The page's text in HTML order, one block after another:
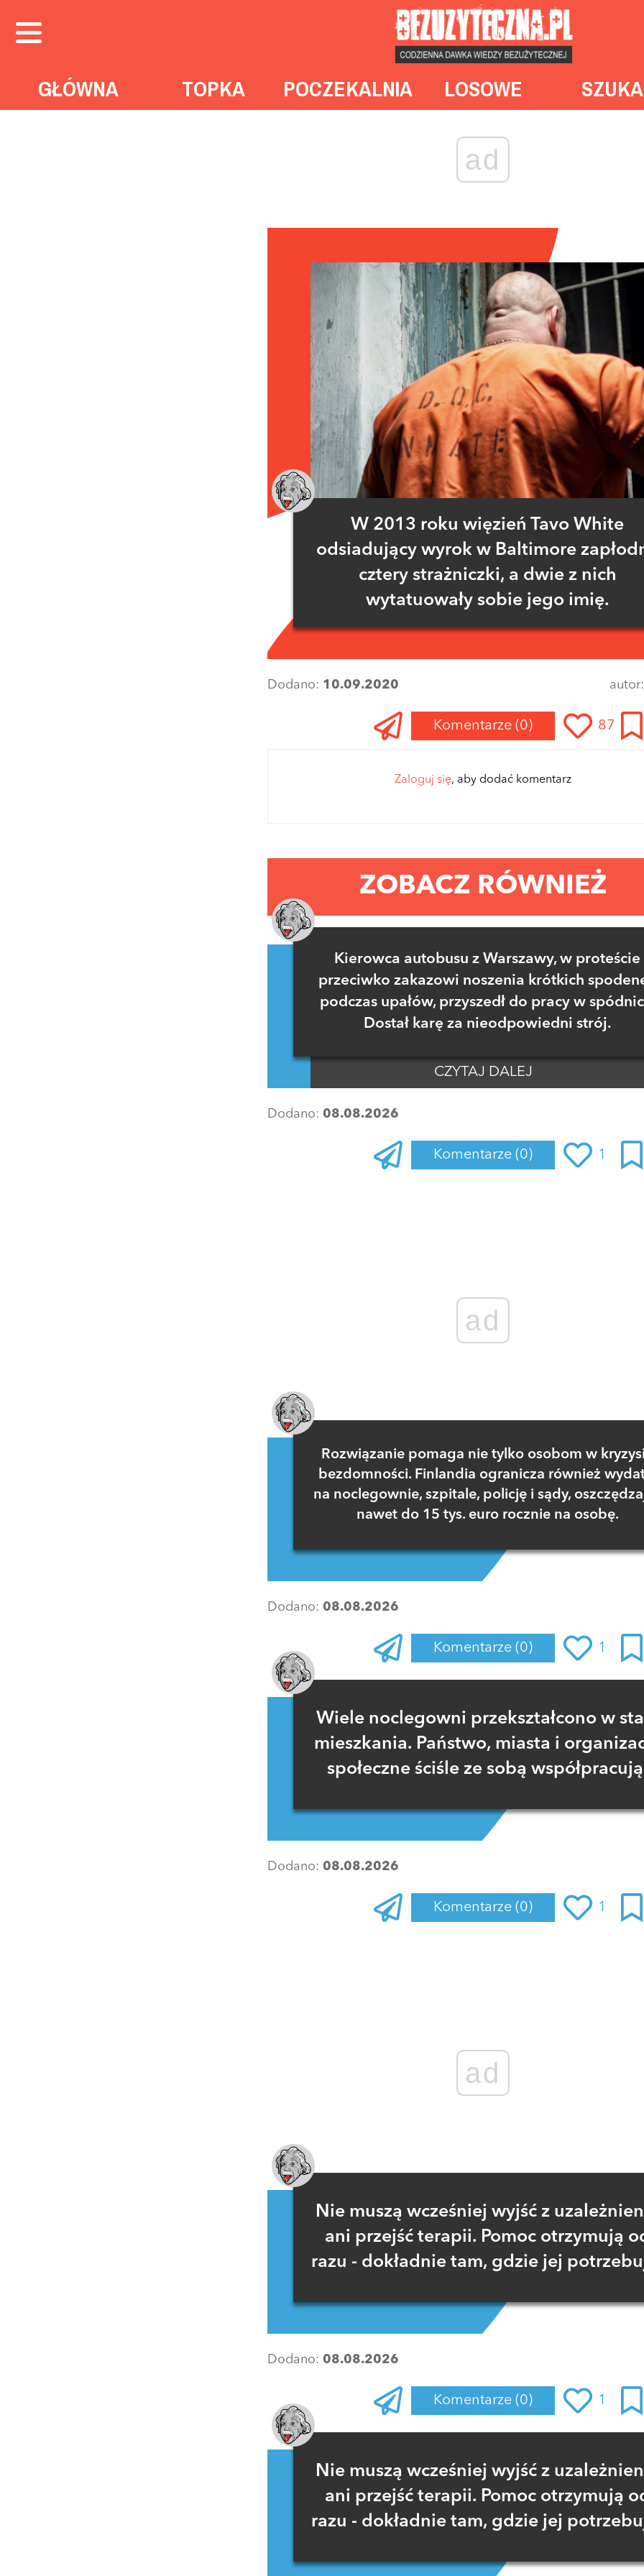
GŁÓWNA TOPKA POCZEKALNIA LOSOWE
ad
W 2013 roku więzień Tavo White
odsiadujący wyrok w Baltimore
cztery strażniczki, a dwie z nich
wytatuowały sobie jego imię.
Dodano: 10.09.2020
Komentarze (0) 87
Zaloguj się, aby dodać komentarz
ZOBACZ RÓWNIEŻ
Kierowca autobusu z Warszawy, w proteście
przeciwko zakazowi noszenia krótkich
podczas upałów, przyszedł do pracy w
Dostał karę za nieodpowiedni strój.
CZYTAJ DALEJ
Dodano: 08.08.2026
Komentarze (0) 1
ad
Rozwiązanie pomaga nie tylko osobom w
bezdomności. Finlandia ogranicza również
na noclegownie, szpitale, policję i sądy,
nawet do 15 tys. euro rocznie na osobę.
Dodano: 08.08.2026
Komentarze (0) 1
Wiele noclegowni przekształcono w
mieszkania. Państwo, miasta i
społeczne ściśle ze sobą
Dodano: 08.08.2026
Komentarze (0) 1
ad
Nie muszą wcześniej wyjść z
ani przejść terapii. Pomoc otrzymują
razu - dokładnie tam, gdzie jej
Dodano: 08.08.2026
Komentarze (0) 1
Nie muszą wcześniej wyjść z
ani przejść terapii. Pomoc otrzymują
razu - dokładnie tam, gdzie jej